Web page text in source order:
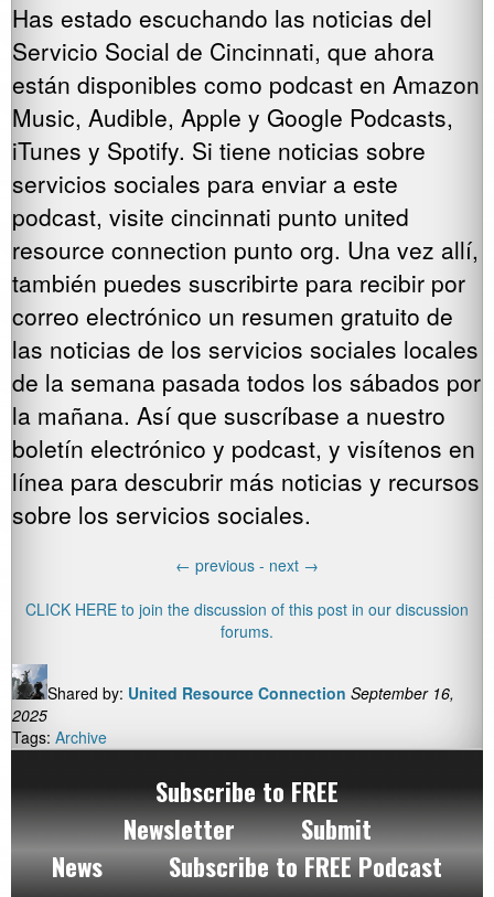
Has estado escuchando las noticias del
Servicio Social de Cincinnati, que ahora
están disponibles como podcast en Amazon
Music, Audible, Apple y Google Podcasts,
iTunes y Spotify. Si tiene noticias sobre
servicios sociales para enviar a este
podcast, visite cincinnati punto united
resource connection punto org. Una vez allí,
también puedes suscribirte para recibir por
correo electrónico un resumen gratuito de
las noticias de los servicios sociales locales
de la semana pasada todos los sábados por
la mañana. Así que suscríbase a nuestro
boletín electrónico y podcast, y visítenos en
línea para descubrir más noticias y recursos
sobre los servicios sociales.
← previous - next →
CLICK HERE to join the discussion of this post in our discussion
forums.
Shared by: United Resource Connection September 16,
2025
Tags: Archive
Subscribe to FREE
Newsletter
Submit
News
Subscribe to FREE Podcast